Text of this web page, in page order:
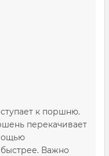
к поршню.
перекачивает
Важно